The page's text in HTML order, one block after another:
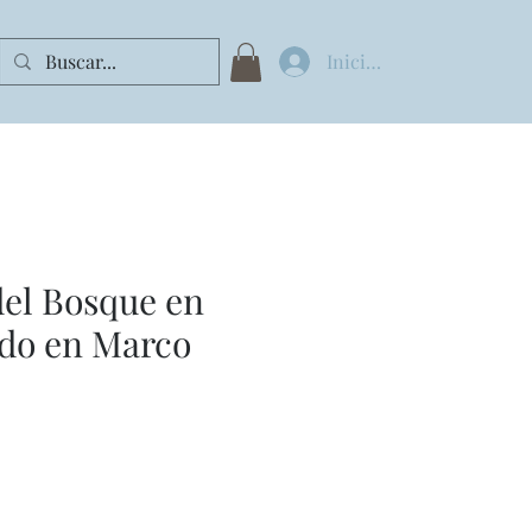
Iniciar sesión
Bosque en
en Marco